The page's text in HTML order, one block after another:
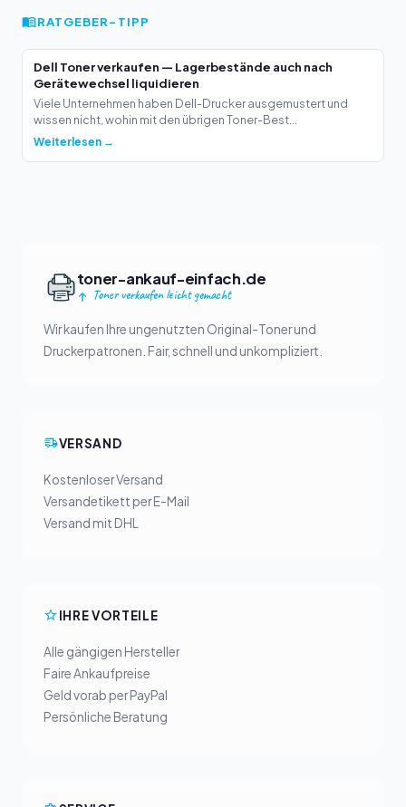
RATGEBER-TIPP
Dell Toner verkaufen — Lagerbestände auch nach
Gerätewechsel liquidieren
Viele Unternehmen haben Dell-Drucker ausgemustert und
wissen nicht, wohin mit den übrigen Toner-Best...
Weiterlesen →
toner-ankauf-einfach.de
Toner verkaufen leicht gemacht
Wir kaufen Ihre ungenutzten Original-Toner und
Druckerpatronen. Fair, schnell und unkompliziert.
VERSAND
Kostenloser Versand
Versandetikett per E-Mail
Versand mit DHL
IHRE VORTEILE
Alle gängigen Hersteller
Faire Ankaufpreise
Geld vorab per PayPal
Persönliche Beratung